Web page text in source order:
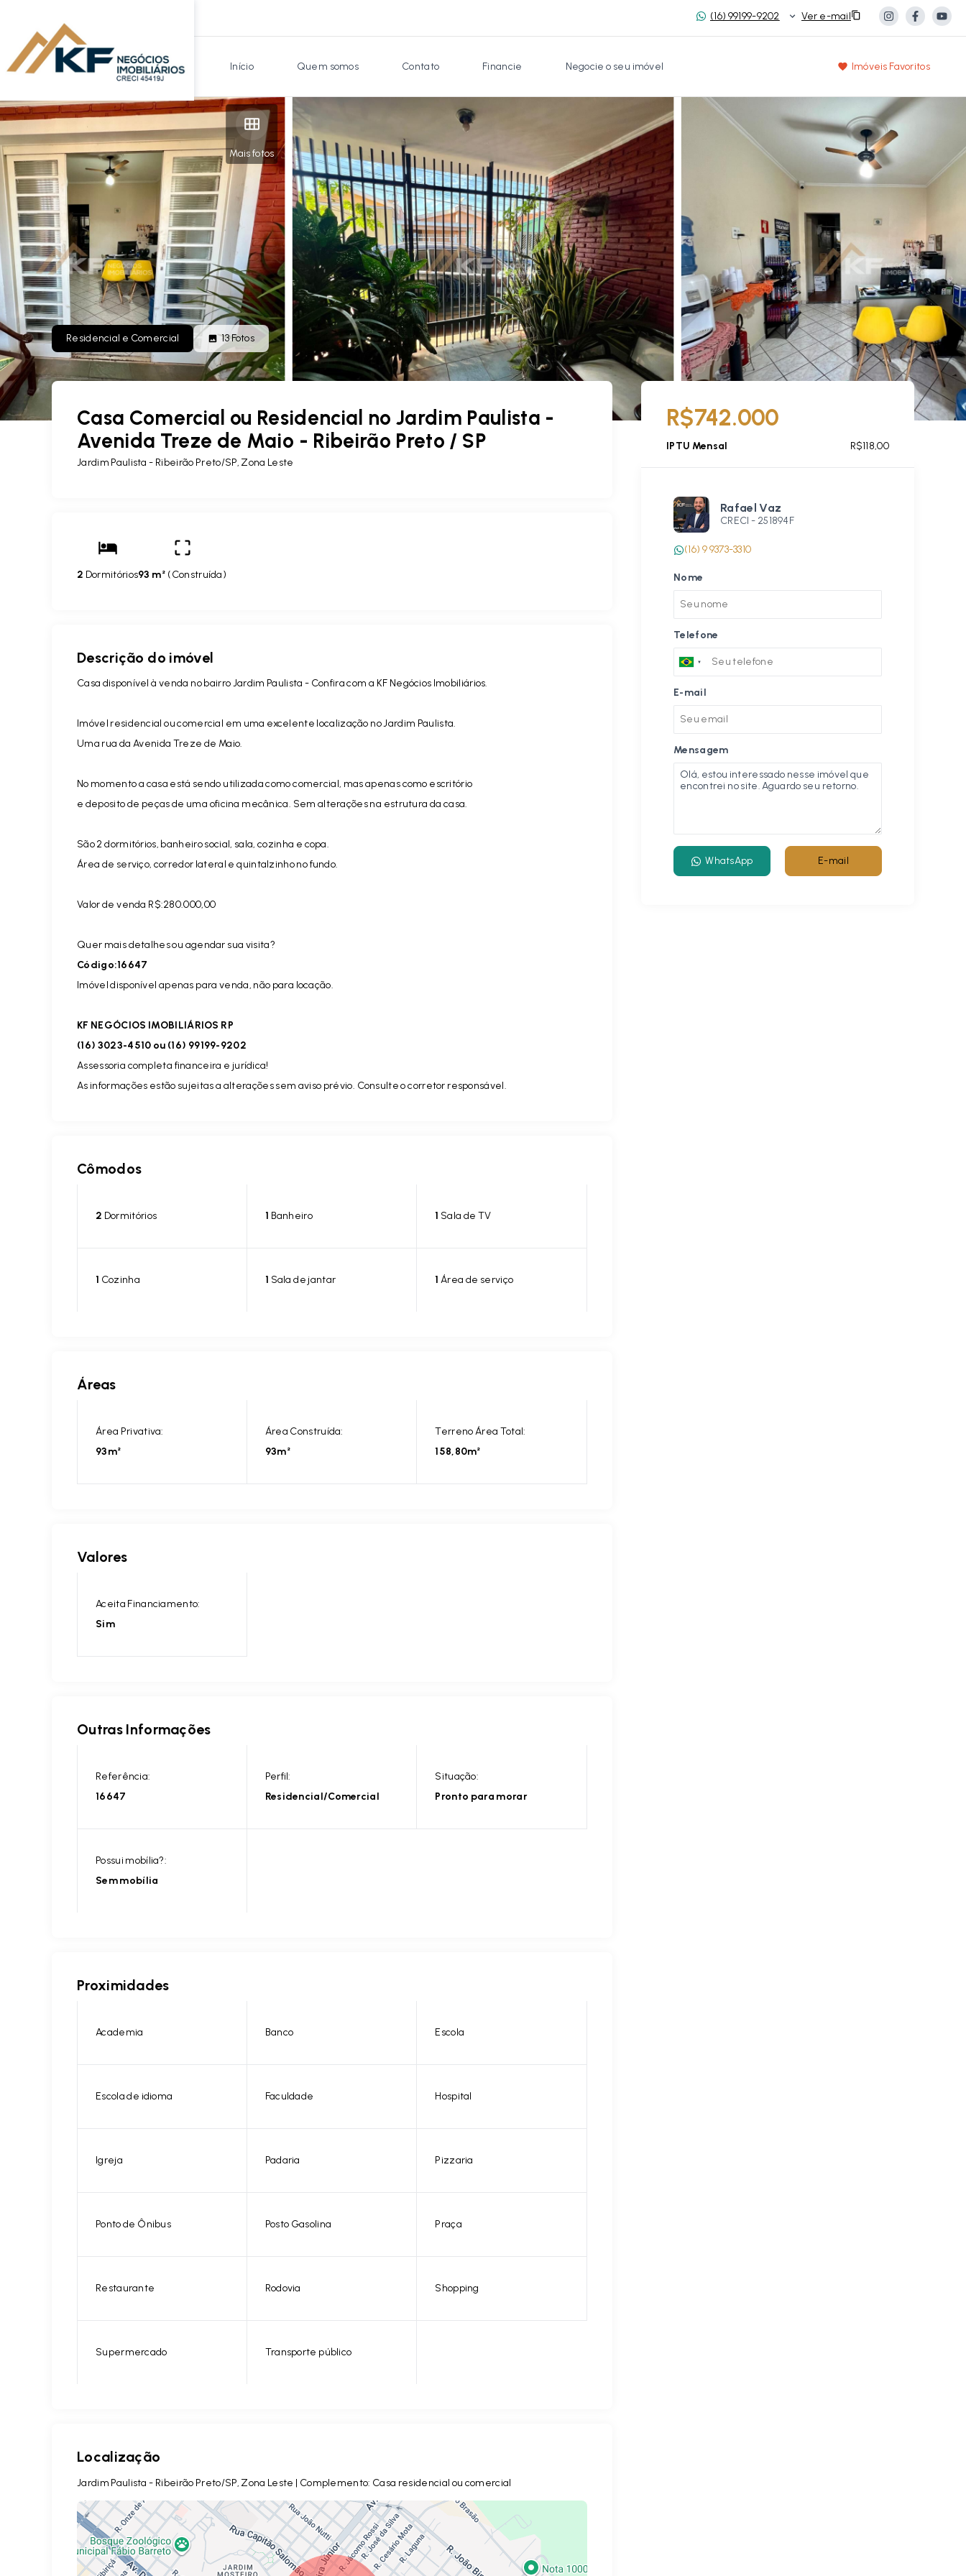
(16) 99199-9202 Ver e-mail
Início Quem somos Contato Financie Negocie o seu imóvel Imóveis Favoritos
Mais fotos
Residencial e Comercial 13Fotos
Casa Comercial ou Residencial no Jardim Paulista -
Avenida Treze de Maio - Ribeirão Preto / SP
Jardim Paulista - Ribeirão Preto/SP, Zona Leste
2 Dormitórios93 m² (Construída)
Descrição do imóvel
Casa disponível à venda no bairro Jardim Paulista - Confira com a KF Negócios Imobiliários.
Imóvel residencial ou comercial em uma excelente localização no Jardim Paulista.
Uma rua da Avenida Treze de Maio.
No momento a casa está sendo utilizada como comercial, mas apenas como escritório
e deposito de peças de uma oficina mecânica. Sem alterações na estrutura da casa.
São 2 dormitórios, banheiro social, sala, cozinha e copa.
Área de serviço, corredor lateral e quintalzinho no fundo.
Valor de venda R$:280.000,00
Quer mais detalhes ou agendar sua visita?
Código:16647
Imóvel disponível apenas para venda, não para locação.
KF NEGÓCIOS IMOBILIÁRIOS RP
(16) 3023-4510 ou (16) 99199-9202
Assessoria completa financeira e jurídica!
As informações estão sujeitas a alterações sem aviso prévio. Consulte o corretor responsável.
Cômodos
2 Dormitórios 1 Banheiro 1 Sala de TV
1 Cozinha 1 Sala de jantar 1 Área de serviço
Áreas
Área Privativa:
93m²
Área Construída:
93m²
Terreno Área Total:
158,80m²
Valores
Aceita Financiamento:
Sim
Outras Informações
Referência:
16647
Perfil:
Residencial/Comercial
Situação:
Pronto para morar
Possui mobília?:
Sem mobília
Proximidades
Academia Banco Escola
Escola de idioma Faculdade Hospital
Igreja Padaria Pizzaria
Ponto de Ônibus Posto Gasolina Praça
Restaurante Rodovia Shopping
Supermercado Transporte público
Localização
Jardim Paulista - Ribeirão Preto/SP, Zona Leste | Complemento: Casa residencial ou comercial
R$742.000
IPTU Mensal R$118,00
Rafael Vaz
CRECI - 251894F
(16) 9 9373-3310
Nome
Telefone
E-mail
Mensagem
WhatsApp E-mail